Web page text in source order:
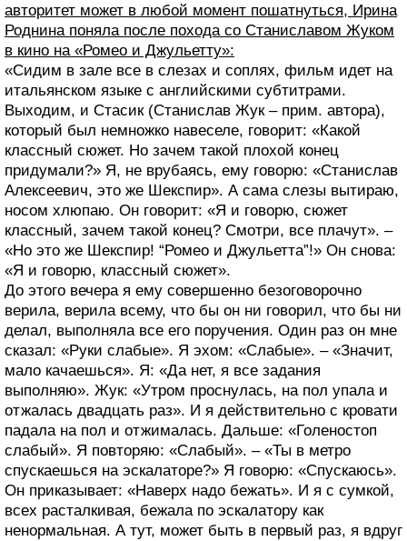
авторитет может в любой момент пошатнуться, Ирина
Роднина поняла после похода со Станиславом Жуком
в кино на «Ромео и Джульетту»:
«Сидим в зале все в слезах и соплях, фильм идет на
итальянском языке с английскими субтитрами.
Выходим, и Стасик (Станислав Жук – прим. автора),
который был немножко навеселе, говорит: «Какой
классный сюжет. Но зачем такой плохой конец
придумали?» Я, не врубаясь, ему говорю: «Станислав
Алексеевич, это же Шекспир». А сама слезы вытираю,
носом хлюпаю. Он говорит: «Я и говорю, сюжет
классный, зачем такой конец? Смотри, все плачут». –
«Но это же Шекспир! “Ромео и Джульетта”!» Он снова:
«Я и говорю, классный сюжет».
До этого вечера я ему совершенно безоговорочно
верила, верила всему, что бы он ни говорил, что бы ни
делал, выполняла все его поручения. Один раз он мне
сказал: «Руки слабые». Я эхом: «Слабые». – «Значит,
мало качаешься». Я: «Да нет, я все задания
выполняю». Жук: «Утром проснулась, на пол упала и
отжалась двадцать раз». И я действительно с кровати
падала на пол и отжималась. Дальше: «Голеностоп
слабый». Я повторяю: «Слабый». – «Ты в метро
спускаешься на эскалаторе?» Я говорю: «Спускаюсь».
Он приказывает: «Наверх надо бежать». И я с сумкой,
всех расталкивая, бежала по эскалатору как
ненормальная. А тут, может быть в первый раз, я вдруг